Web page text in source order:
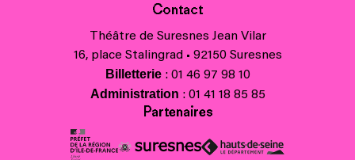
Contact
Théâtre de Suresnes Jean Vilar
16, place Stalingrad • 92150 Suresnes
Billetterie: 01 46 97 98 10
Administration : 01 41 18 85 85
Partenaires